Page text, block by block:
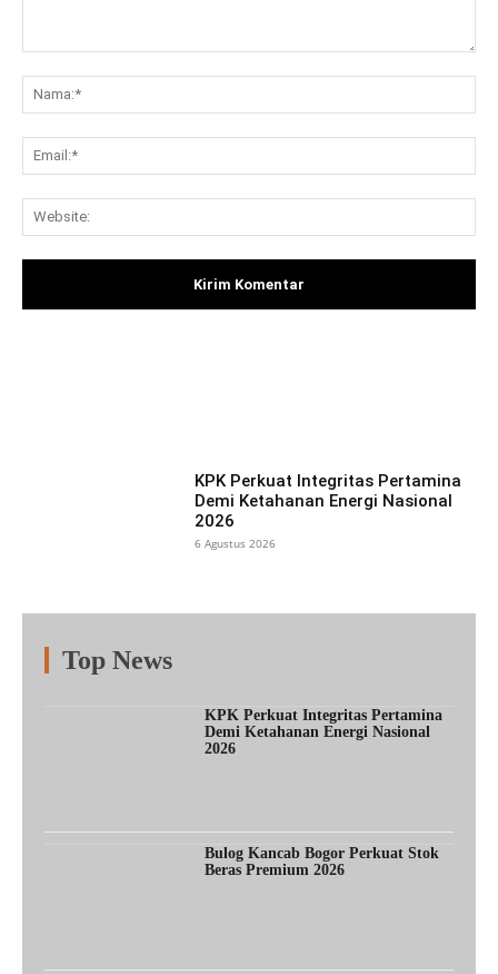
KPK Perkuat Integritas Pertamina
Demi Ketahanan Energi Nasional
2026
6 Agustus 2026
Top News
KPK Perkuat Integritas Pertamina
Demi Ketahanan Energi Nasional
2026
Bulog Kancab Bogor Perkuat Stok
Beras Premium 2026